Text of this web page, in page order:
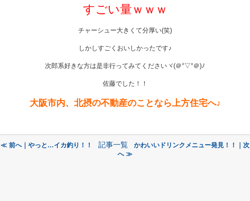
すごい量ｗｗｗ
チャーシュー大きくて分厚い(笑)
しかしすごくおいしかったです♪
次郎系好きな方は是非行ってみてくださいヾ(＠°▽°＠)ﾉ
佐藤でした！！
大阪市内、北摂の不動産のことなら上方住宅へ♪
≪ 前へ｜やっと…イカ釣り！！ 記事一覧
かわいいドリンクメニュー発見！！｜次
へ ≫